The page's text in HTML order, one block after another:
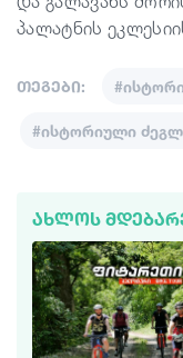
პალატნის
თეგები:
#ისტორიული
ᲐᲮᲚᲝᲡ